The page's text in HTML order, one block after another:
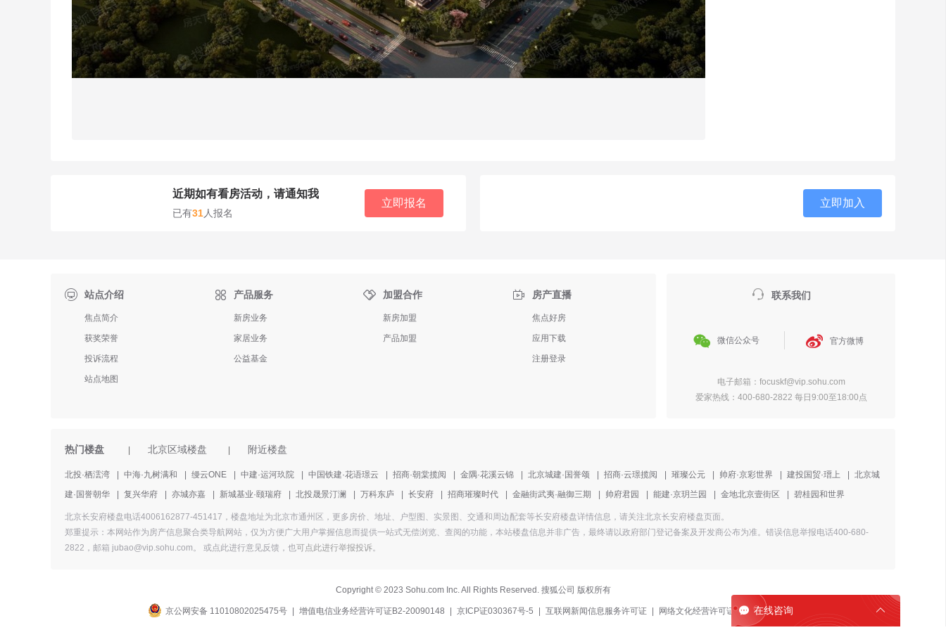
近期如有看房活动，请通知我
已有31人报名
立即报名 立即加入
站点介绍
焦点简介
获奖荣誉
投诉流程
站点地图
 产品服务
新房业务
家居业务
公益基金
 加盟合作
新房加盟
产品加盟
 房产直播
焦点好房
应用下载
注册登录
 联系我们
 微信公众号  官方微博
电子邮箱：focuskf@vip.sohu.com
爱家热线：400-680-2822 每日9:00至18:00点
热门楼盘 北京区域楼盘 附近楼盘
北投·栖澐湾 中海·九树满和 缦云ONE 中建·运河玖院 中国铁建·花语璟云 招商·朝棠揽阅 金隅·花溪云锦 北京城建·国誉颂 招商·云璟揽阅 璀璨公元 帅府·京彩世界 建投国贸·瑨上
北京城
建·国誉朝华
复兴华府 亦城亦嘉 新城基业·颐瑞府 北投晟景汀澜 万科东庐 长安府 招商璀璨时代 金融街武夷·融御三期 帅府君园 能建·京玥兰园 金地北京壹街区 碧桂园和世界
北京长安府楼盘电话4006162877-451417，楼盘地址为北京市通州区，更多房价、地址、户型图、实景图、交通和周边配套等长安府楼盘详情信息，请关注北京长安府楼盘页面。
郑重提示：本网站作为房产信息聚合类导航网站，仅为方便广大用户掌握信息而提供一站式无偿浏览、查阅的功能，本站楼盘信息并非广告，最终请以政府部门登记备案及开发商公布为准。错误信息举报电话400-680-
2822，邮箱 jubao@vip.sohu.com。 或点此进行意见反馈， 也可点此进行举报投诉。
Copyright©2023 Sohu.com Inc. All Rights Reserved. 搜狐公司 版权所有
京公网安备 11010802025475号 增值电信业务经营许可证B2-20090148 京ICP证030367号-5 互联网新闻信息服务许可证 网络文化经营许可证 | 焦点平台公约
 在线咨询 